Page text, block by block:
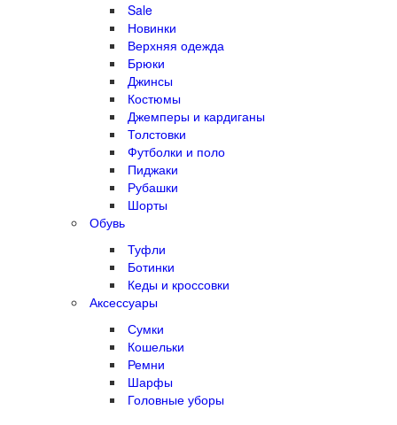
Sale
Новинки
Верхняя одежда
Брюки
Джинсы
Костюмы
Джемперы и кардиганы
Толстовки
Футболки и поло
Пиджаки
Рубашки
Шорты
Обувь
Туфли
Ботинки
Кеды и кроссовки
Аксессуары
Сумки
Кошельки
Ремни
Шарфы
Головные уборы